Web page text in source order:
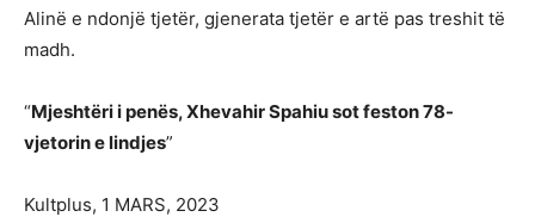
Alinë e ndonjë tjetër, gjenerata tjetër e artë pas treshit të
madh.
“Mjeshtëri i penës, Xhevahir Spahiu sot feston 78-
vjetorin e lindjes”
Kultplus, 1 MARS, 2023